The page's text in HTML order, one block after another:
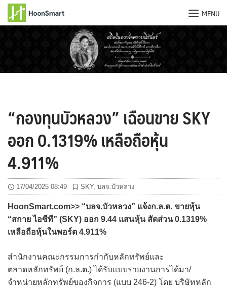
MENU
“กองทุนบัวหลวง” เฉือนขาย SKY
ออก 0.1319% เหลือถือหุ้น
4.911%
17/04/2025 08:49 SKY, บลจ.บัวหลวง
HoonSmart.com>> “บลจ.บัวหลวง” แจ้งก.ล.ต. ขายหุ้น
“สกาย ไอซีที” (SKY) ออก 9.44 แสนหุ้น สัดส่วน 0.1319%
เหลือถือหุ้นในพอร์ต 4.911%
สำนักงานคณะกรรมการกำกับหลักทรัพย์และ
ตลาดหลักทรัพย์ (ก.ล.ต.) ได้รับแบบรายงานการได้มา/
จำหน่ายหลักทรัพย์ของกิจการ (แบบ 246-2) โดย บริษัทหลัก